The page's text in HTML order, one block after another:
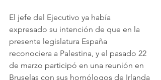
El jefe del Ejecutivo ya había
expresado su intención de que en la
presente legislatura España
reconociera a Palestina, y el pasado 22
de marzo participó en una reunión en
Bruselas con sus homólogos de Irlanda